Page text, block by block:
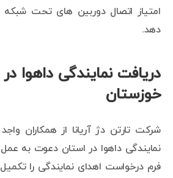
امتیاز اتصال دوربین های تحت
دهد.
دریافت نمایندگی داهوا
خوزستان
شرکت تارتن دژ آریانا از همکاران
نمایندگی داهوا در استان دعوت به
فرم درخواست اهدای نمایندگی را